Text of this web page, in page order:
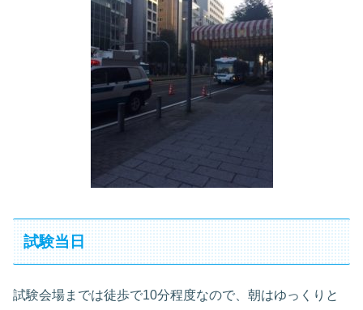
試験当日
試験会場までは徒歩で10分程度なので、朝はゆっくりと